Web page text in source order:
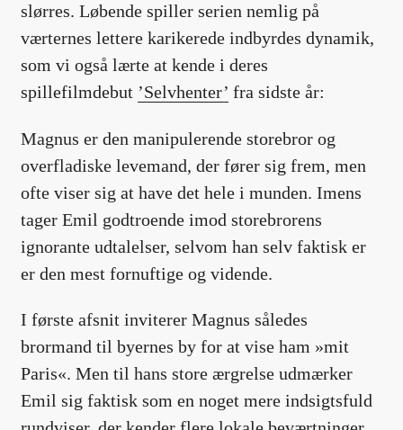
slørres. Løbende spiller serien nemlig på
værternes lettere karikerede indbyrdes dynamik,
som vi også lærte at kende i deres
spillefilmdebut ’Selvhenter’ fra sidste år:
Magnus er den manipulerende storebror og
overfladiske levemand, der fører sig frem, men
ofte viser sig at have det hele i munden. Imens
tager Emil godtroende imod storebrorens
ignorante udtalelser, selvom han selv faktisk er
er den mest fornuftige og vidende.
I første afsnit inviterer Magnus således
brormand til byernes by for at vise ham »mit
Paris«. Men til hans store ærgrelse udmærker
Emil sig faktisk som en noget mere indsigtsfuld